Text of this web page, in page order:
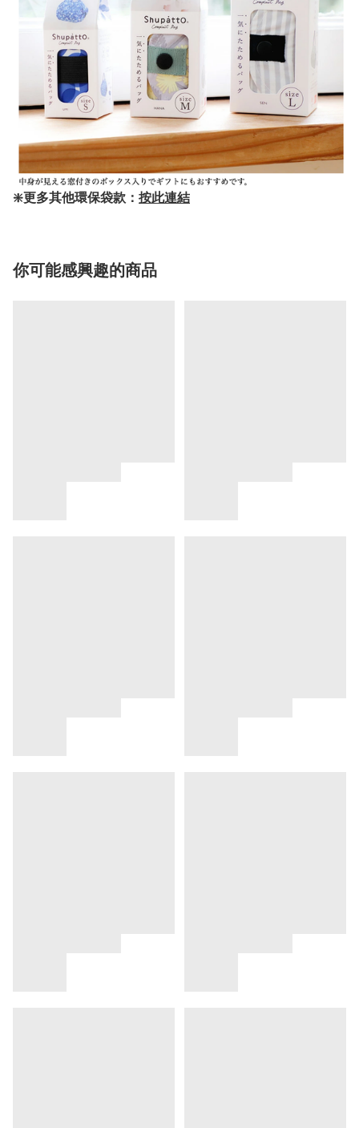
❇️更多其他環保袋款： 按此連結
你可能感興趣的商品